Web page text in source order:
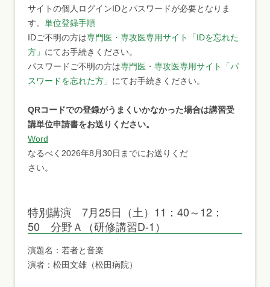
サイトの個人ログインIDとパスワードが必要となりま
す。 単位登録手順
IDご不明の方は専門医・専攻医専用サイト「IDを忘れた
方」 にてお手続きください。
パスワードご不明の方は専門医・専攻医専用サイト「パ
スワードを忘れた方」 にてお手続きください。
QRコードでの登録がうまくいかなかった場合は講習受
講単位申請書をお送りください。
Word
なるべく2026年8月30日までにお送りくだ
さい。
特別講演 7月25日（土）11：40～12：
50 分野Ａ（研修講習D-1）
演題名：若者と音楽
演者：松田文雄（松田病院）